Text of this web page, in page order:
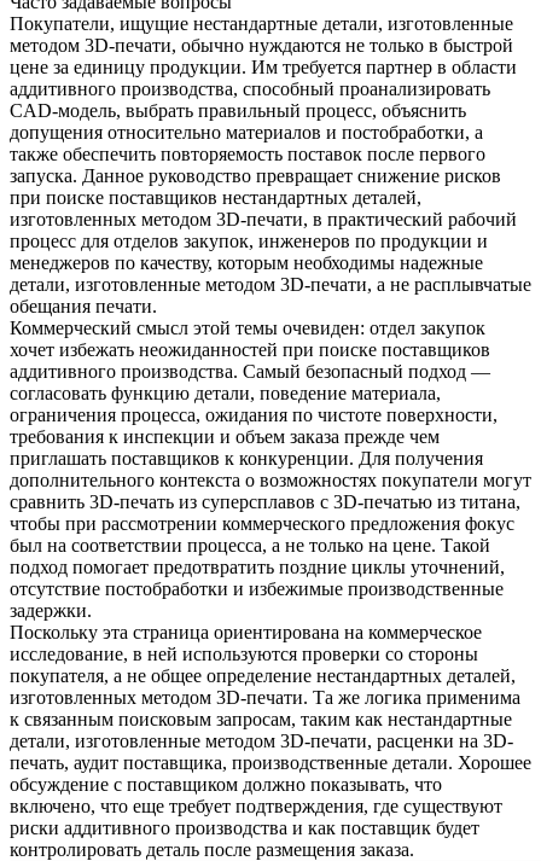
Покупатели, ищущие нестандартные детали, изготовленные
методом 3D-печати, обычно нуждаются не только в быстрой
цене за единицу продукции. Им требуется партнер в области
аддитивного производства, способный проанализировать
CAD-модель, выбрать правильный процесс, объяснить
допущения относительно материалов и постобработки, а
также обеспечить повторяемость поставок после первого
запуска. Данное руководство превращает снижение рисков
при поиске поставщиков нестандартных деталей,
изготовленных методом 3D-печати, в практический рабочий
процесс для отделов закупок, инженеров по продукции и
менеджеров по качеству, которым необходимы надежные
детали, изготовленные методом 3D-печати, а не расплывчатые
обещания печати.
Коммерческий смысл этой темы очевиден: отдел закупок
хочет избежать неожиданностей при поиске поставщиков
аддитивного производства. Самый безопасный подход —
согласовать функцию детали, поведение материала,
ограничения процесса, ожидания по чистоте поверхности,
требования к инспекции и объем заказа прежде чем
приглашать поставщиков к конкуренции. Для получения
дополнительного контекста о возможностях покупатели могут
сравнить 3D-печать из суперсплавов с 3D-печатью из титана,
чтобы при рассмотрении коммерческого предложения фокус
был на соответствии процесса, а не только на цене. Такой
подход помогает предотвратить поздние циклы уточнений,
отсутствие постобработки и избежимые производственные
задержки.
Поскольку эта страница ориентирована на коммерческое
исследование, в ней используются проверки со стороны
покупателя, а не общее определение нестандартных деталей,
изготовленных методом 3D-печати. Та же логика применима
к связанным поисковым запросам, таким как нестандартные
детали, изготовленные методом 3D-печати, расценки на 3D-
печать, аудит поставщика, производственные детали. Хорошее
обсуждение с поставщиком должно показывать, что
включено, что еще требует подтверждения, где существуют
риски аддитивного производства и как поставщик будет
контролировать деталь после размещения заказа.